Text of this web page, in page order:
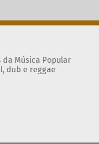
Música Popular
dub e reggae